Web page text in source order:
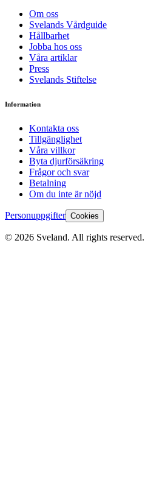
Om oss
Svelands Vårdguide
Hållbarhet
Jobba hos oss
Våra artiklar
Press
Svelands Stiftelse
Information
Kontakta oss
Tillgänglighet
Våra villkor
Byta djurförsäkring
Frågor och svar
Betalning
Om du inte är nöjd
Personuppgifter Cookies
© 2026 Sveland. All rights reserved.